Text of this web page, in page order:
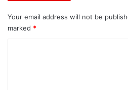
Your email address will not be
marked *